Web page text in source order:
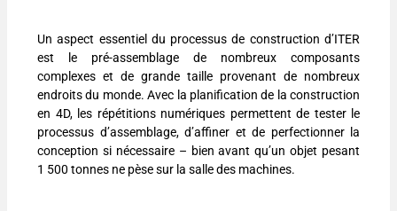
Un aspect essentiel du processus de construction d’ITER
est le pré-assemblage de nombreux composants
complexes et de grande taille provenant de nombreux
endroits du monde. Avec la planification de la construction
en 4D, les répétitions numériques permettent de tester le
processus d’assemblage, d’affiner et de perfectionner la
conception si nécessaire – bien avant qu’un objet pesant
1 500 tonnes ne pèse sur la salle des machines.